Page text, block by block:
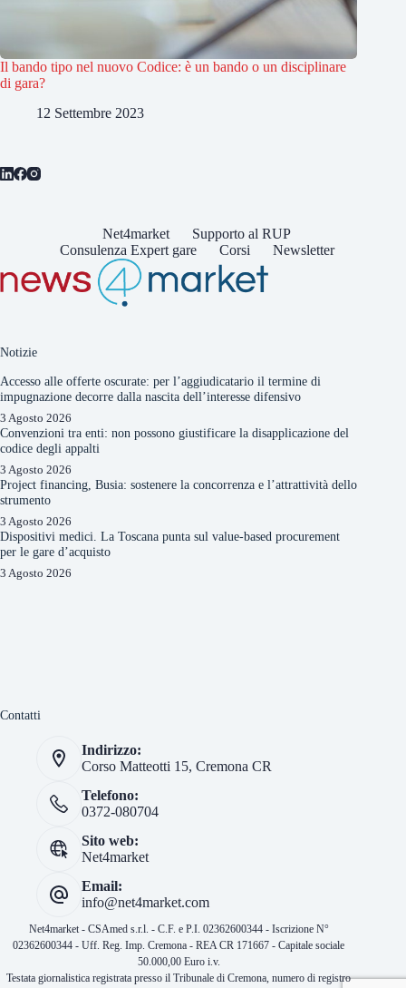
Il bando tipo nel nuovo Codice: è un bando o un disciplinare
di gara?
12 Settembre 2023
Net4market
Supporto al RUP
Consulenza Expert gare
Corsi Newsletter
Notizie
Accesso alle offerte oscurate: per l’aggiudicatario il termine di
impugnazione decorre dalla nascita dell’interesse difensivo
3 Agosto 2026
Convenzioni tra enti: non possono giustificare la disapplicazione del
codice degli appalti
3 Agosto 2026
Project financing, Busia: sostenere la concorrenza e l’attrattività dello
strumento
3 Agosto 2026
Dispositivi medici. La Toscana punta sul value-based procurement
per le gare d’acquisto
3 Agosto 2026
Contatti
Indirizzo:
Corso Matteotti 15, Cremona CR
Telefono:
0372-080704
Sito web:
Net4market
Email:
info@net4market.com
Net4market - CSAmed s.r.l. - C.F. e P.I. 02362600344 - Iscrizione N°
02362600344 - Uff. Reg. Imp. Cremona - REA CR 171667 - Capitale sociale
50.000,00 Euro i.v.
Testata giornalistica registrata presso il Tribunale di Cremona, numero di registro